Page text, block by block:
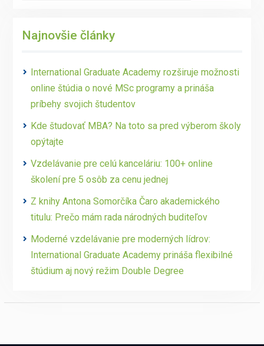
Najnovšie články
International Graduate Academy rozširuje možnosti
online štúdia o nové MSc programy a prináša
príbehy svojich študentov
Kde študovať MBA? Na toto sa pred výberom školy
opýtajte
Vzdelávanie pre celú kanceláriu: 100+ online
školení pre 5 osôb za cenu jednej
Z knihy Antona Somorčíka Čaro akademického
titulu: Prečo mám rada národných buditeľov
Moderné vzdelávanie pre moderných lídrov:
International Graduate Academy prináša flexibilné
štúdium aj nový režim Double Degree